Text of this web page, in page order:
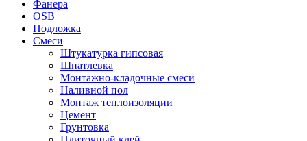
Фанера
OSB
Подложка
Смеси
Штукатурка гипсовая
Шпатлевка
Монтажно-кладочные смеси
Наливной пол
Монтаж теплоизоляции
Цемент
Грунтовка